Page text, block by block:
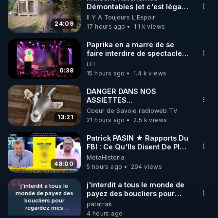
🌱 INSTAGRAM
https://www.instagram.com/rdlr_thierrycasasnovas/
http://rgnr.li/instagram
🌱 LA NEWSLETTER
Pour ne pas rater l’actualité RGNR (stages,
http://rgnr.li/news
🌱 VIDÉOS NON CENSURÉES SUR ODYSEE
Toutes les vidéos Youtube sont aussi sur la
http://rgnr.li/odysee
🌱 LES STAGES EN PRÉSENTIEL
http://rgnr.li/stages
24:09
Démontables (et c'est légal).
Visite éco village en
Bretagne
Il Y A Toujours L'Espoir
17 hours ago
1.1 k views
0:38
Paprika en a marre de se
faire interdire de spectacle.
Elle décide donc de devenir
DJ !
LEF
15 hours ago
1.4 k views
13:21
DANGER DANS NOS
ASSIETTES...
Coeur de Savoie radioweb TV
21 hours ago
2.5 k views
48:00
Patrick PASIN ★ Rapports Du
FBI : Ce Qu'Ils Disent De Plus
Grave Sur Hitler
MetaHistoria
5 hours ago
294 views
j'interdit a tous le
monde de payez des
boucliers pour
regardez mes
publications (gratuites)
j'interdit a tous le monde de
payez des boucliers pour
regardez mes publications
(gratuites) quand ils le désire
patatrak
4 hours ago